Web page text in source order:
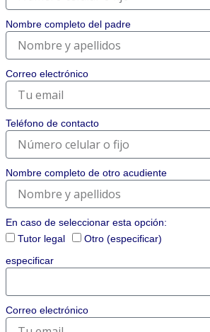
Nombre completo del padre
Correo electrónico
Teléfono de contacto
Nombre completo de otro acudiente
En caso de seleccionar esta opción:
Tutor legal
Otro (especificar)
especificar
Correo electrónico